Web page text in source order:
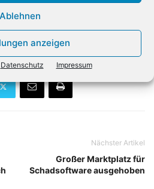
Ablehnen
anzeigen
Datenschutz Impressum
Soundbars oder Video-
wie beispielsweise TomTom,
Triggertrap.
Nächster Artikel
Großer Marktplatz für
Schadsoftware ausgehoben